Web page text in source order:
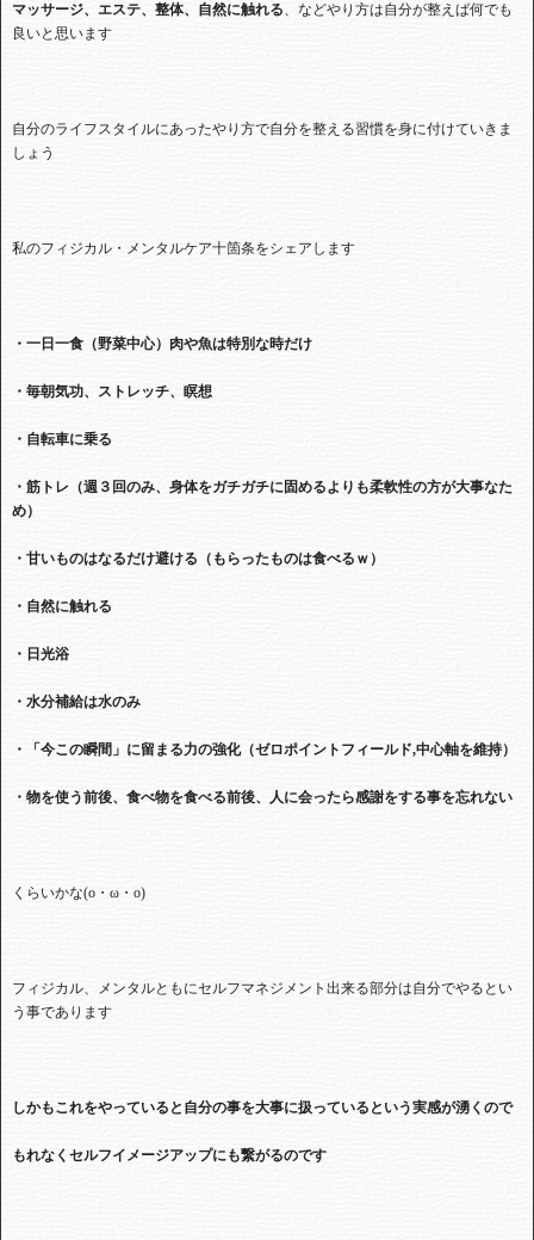
マッサージ、エステ、整体、自然に触れる、などやり方は自分が整えば何でも
良いと思います
自分のライフスタイルにあったやり方で自分を整える習慣を身に付けていきま
しょう
私のフィジカル・メンタルケア十箇条をシェアします
・一日一食（野菜中心）肉や魚は特別な時だけ
・毎朝気功、ストレッチ、瞑想
・自転車に乗る
・筋トレ（週３回のみ、身体をガチガチに固めるよりも柔軟性の方が大事なた
め）
・甘いものはなるだけ避ける（もらったものは食べるｗ）
・自然に触れる
・日光浴
・水分補給は水のみ
・「今この瞬間」に留まる力の強化（ゼロポイントフィールド,中心軸を維持）
・物を使う前後、食べ物を食べる前後、人に会ったら感謝をする事を忘れない
くらいかな(o・ω・o)
フィジカル、メンタルともにセルフマネジメント出来る部分は自分でやるとい
う事であります
しかもこれをやっていると自分の事を大事に扱っているという実感が湧くので
もれなくセルフイメージアップにも繋がるのです